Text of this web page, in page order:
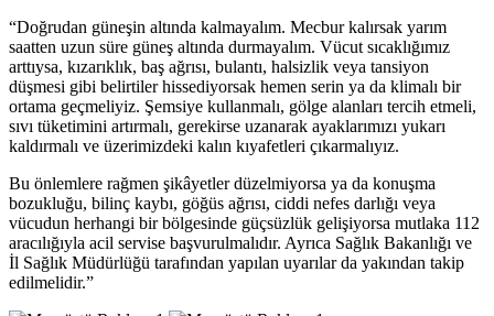
“Doğrudan güneşin altında kalmayalım. Mecbur kalırsak yarım
saatten uzun süre güneş altında durmayalım. Vücut sıcaklığımız
arttıysa, kızarıklık, baş ağrısı, bulantı, halsizlik veya tansiyon
düşmesi gibi belirtiler hissediyorsak hemen serin ya da klimalı bir
ortama geçmeliyiz. Şemsiye kullanmalı, gölge alanları tercih etmeli,
sıvı tüketimini artırmalı, gerekirse uzanarak ayaklarımızı yukarı
kaldırmalı ve üzerimizdeki kalın kıyafetleri çıkarmalıyız.
Bu önlemlere rağmen şikâyetler düzelmiyorsa ya da konuşma
bozukluğu, bilinç kaybı, göğüs ağrısı, ciddi nefes darlığı veya
vücudun herhangi bir bölgesinde güçsüzlük gelişiyorsa mutlaka 112
aracılığıyla acil servise başvurulmalıdır. Ayrıca Sağlık Bakanlığı ve
İl Sağlık Müdürlüğü tarafından yapılan uyarılar da yakından takip
edilmelidir.”